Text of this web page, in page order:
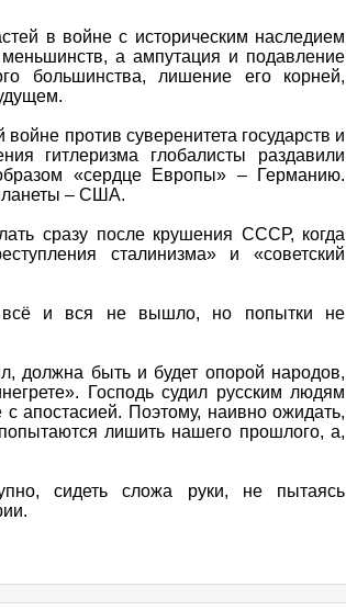
в войне с историческим наследием
а ампутация и подавление
большинства, лишение его корней,
против суверенитета государств и
гитлеризма глобалисты раздавили
«сердце Европы» – Германию.
– США.
сразу после крушения СССР, когда
сталинизма» и «советский
всё и вся не вышло, но попытки не
должна быть и будет опорой народов,
Господь судил русским людям
апостасией. Поэтому, наивно ожидать,
лишить нашего прошлого, а,
сидеть сложа руки, не пытаясь